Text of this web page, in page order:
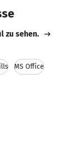
zu sehen.
MS Office